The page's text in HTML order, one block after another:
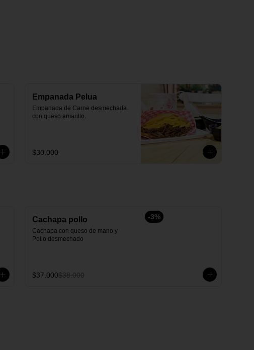
Empanada Pelua
Empanada de Carne desmechada
con queso amarillo.
$30.000
-3%
Cachapa pollo
Cachapa con queso de mano y
Pollo desmechado
$37.000$38.000